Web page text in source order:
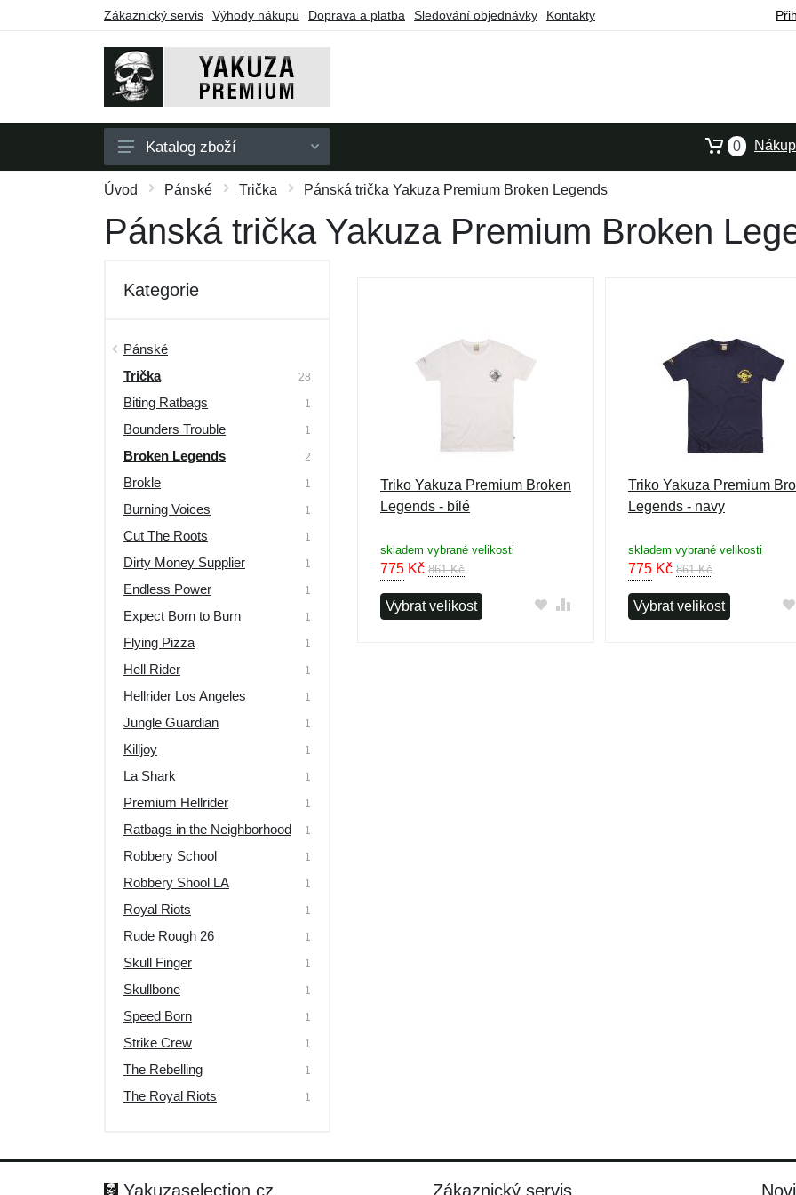
Zákaznický servis Výhody nákupu Doprava a platba Sledování objednávky Kontakty
Pánské
Dámské
Dárkové poukazy
Katalog zboží 0
Úvod Pánské Trička Pánská trička Yakuza Premium Broken Legends
Pánská trička Yakuza Premium Broken
Kategorie
Pánské
Trička
28
Biting Ratbags 1
Bounders Trouble 1
Broken Legends 2
Brokle 1
Burning Voices 1
Cut The Roots 1
Dirty Money Supplier 1
Endless Power 1
Expect Born to Burn 1
Flying Pizza 1
Hell Rider 1
Hellrider Los Angeles 1
Jungle Guardian 1
Killjoy 1
La Shark 1
Premium Hellrider 1
Ratbags in the Neighborhood 1
Robbery School 1
Robbery Shool LA 1
Royal Riots 1
Rude Rough 26 1
Skull Finger 1
Skullbone 1
Speed Born 1
Strike Crew 1
The Rebelling 1
The Royal Riots 1
Triko Yakuza Premium Broken
Legends - bílé
skladem vybrané velikosti
775 Kč 861 Kč
Vybrat velikost
Triko Yakuza Premium
Legends - navy
skladem vybrané velikosti
775Kč 861 Kč
Vybrat velikost
Yakuzaselection.cz Zákaznický servis